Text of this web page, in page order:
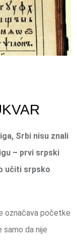
Srbi nisu znali
– prvi srpski
učiti srpsko
označava početke
samo da nije